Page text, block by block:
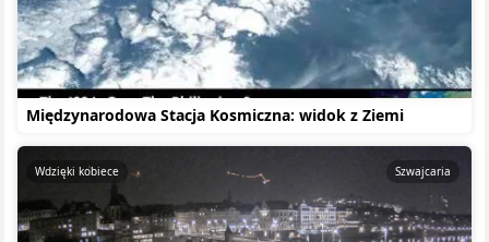
Międzynarodowa Stacja Kosmiczna: widok z Ziemi
Wdzięki kobiece Szwajcaria